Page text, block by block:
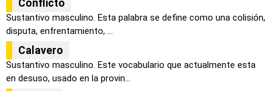
Conflicto
Sustantivo masculino. Esta palabra se define como una colisión,
disputa, enfrentamiento, ...
Calavero
Sustantivo masculino. Este vocabulario que actualmente esta
en desuso, usado en la provin...